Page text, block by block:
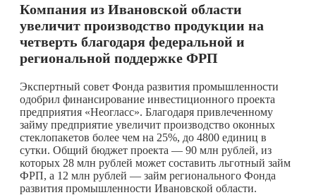
Компания из Ивановской области
увеличит производство продукции на
четверть благодаря федеральной и
региональной поддержке ФРП
Экспертный совет Фонда развития промышленности
одобрил финансирование инвестиционного проекта
предприятия «Неогласс». Благодаря привлеченному
займу предприятие увеличит производство оконных
стеклопакетов более чем на 25%, до 4800 единиц в
сутки. Общий бюджет проекта — 90 млн рублей, из
которых 28 млн рублей может составить льготный займ
ФРП, а 12 млн рублей — займ регионального Фонда
развития промышленности Ивановской области.